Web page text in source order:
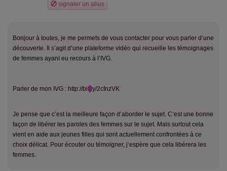
signaler un abus
Bonjour à toutes, je me permets de vous contacter pour vous parler d’une
découverte. Il s’agit d’une plateforme vidéo qui recueille les témoignages
de femmes ayant eu recours à l’IVG.
Parler de mon IVG : http://bit. ly/2cfnzVK
Je pense que c’est la meilleure façon d’aborder le sujet. C’est une bonne
façon de libérer les paroles des femmes sur le sujet. Mais surtout cela
vient en aide aux jeunes filles qui sont actuellement confrontées à ce
choix délicat. Pour écouter ou témoigner, j’espère que cela libérera les
femmes.